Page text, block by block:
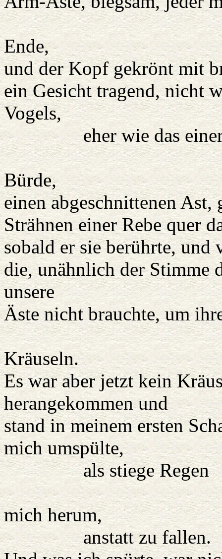
Ende,
und der Kopf gekrönt mit
ein Gesicht tragend, nicht
Vogels,
eher wie das einer
Er
Bürde,
einen abgeschnittenen
Strähnen einer Rebe quer
sobald er sie berührte, und
die, unähnlich der Stimme
unsere
Äste nicht brauchte, um
Kräuseln.
Es war aber jetzt kein
herangekommen und
stand in meinem ersten
mich umspülte,
als stiege Regen
empor
mich herum,
anstatt zu fallen.